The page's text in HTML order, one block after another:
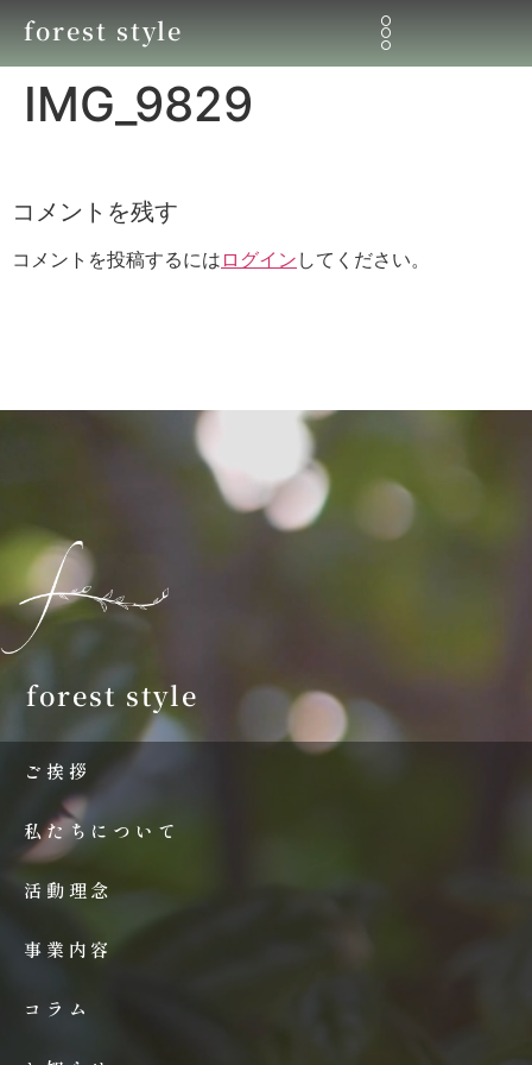
forest style
IMG_9829
コメントを残す
コメントを投稿するには ログイン してください。
forest style
ご挨拶
私たちについて
活動理念
事業内容
コラム